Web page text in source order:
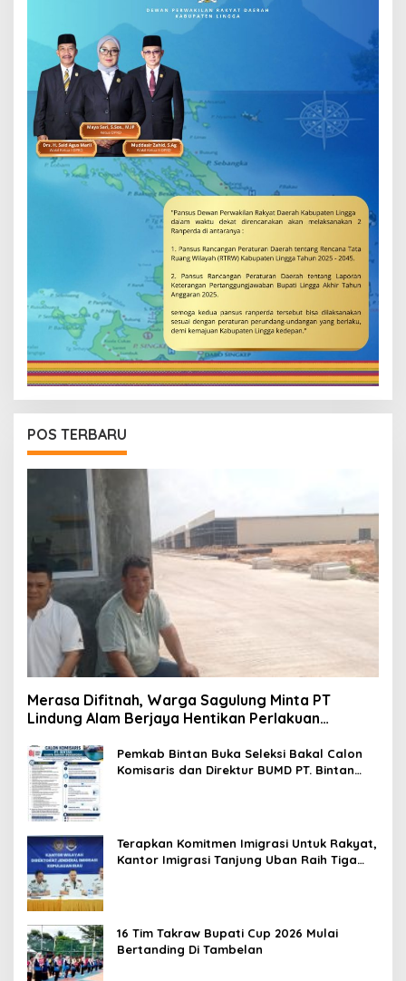
POS TERBARU
Merasa Difitnah, Warga Sagulung Minta PT
Lindung Alam Berjaya Hentikan Perlakuan
Pemkab Bintan Buka Seleksi Bakal Calon
Komisaris dan Direktur BUMD PT. Bintan
Terapkan Komitmen Imigrasi Untuk Rakyat,
Kantor Imigrasi Tanjung Uban Raih Tiga
16 Tim Takraw Bupati Cup 2026 Mulai
Bertanding Di Tambelan